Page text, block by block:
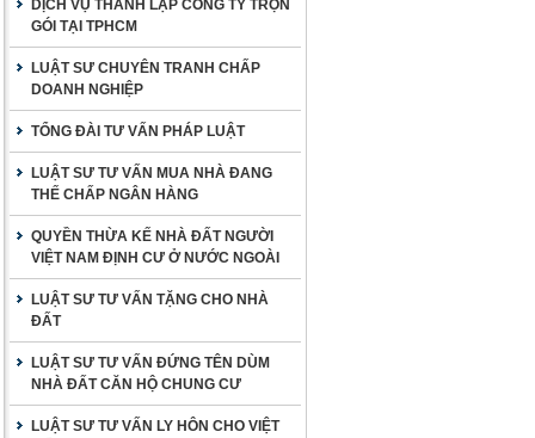
DỊCH VỤ THÀNH LẬP CÔNG TY TRỌN
GÓI TẠI TPHCM
LUẬT SƯ CHUYÊN TRANH CHẤP
DOANH NGHIỆP
TỔNG ĐÀI TƯ VẤN PHÁP LUẬT
LUẬT SƯ TƯ VẤN MUA NHÀ ĐANG
THẾ CHẤP NGÂN HÀNG
QUYỀN THỪA KẾ NHÀ ĐẤT NGƯỜI
VIỆT NAM ĐỊNH CƯ Ở NƯỚC NGOÀI
LUẬT SƯ TƯ VẤN TẶNG CHO NHÀ
ĐẤT
LUẬT SƯ TƯ VẤN ĐỨNG TÊN DÙM
NHÀ ĐẤT CĂN HỘ CHUNG CƯ
LUẬT SƯ TƯ VẤN LY HÔN CHO VIỆT